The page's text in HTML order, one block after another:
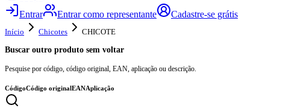
Entrar Entrar como representante Cadastre-se grátis
Início Chicotes
CHICOTE
Buscar outro produto sem voltar
Pesquise por código, código original, EAN, aplicação ou descrição.
CódigoCódigo originalEANAplicação